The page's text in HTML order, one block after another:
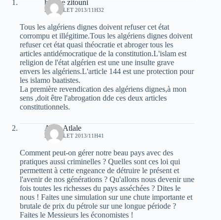
hocine zitouni
24 JUILLET 2013/11H32
Tous les algériens dignes doivent refuser cet état
corrompu et illégitime.Tous les algériens dignes doivent
refuser cet état quasi théocratie et abroger tous les
articles antidémocratique de la constitution.L'islam est
religion de l'état algérien est une une insulte grave
envers les algériens.L'article 144 est une protection pour
les islamo baatistes.
La première revendication des algériens dignes,à mon
sens ,doit être l'abrogation dde ces deux articles
constitutionnels.
Atala Atlale
24 JUILLET 2013/11H41
Comment peut-on gérer notre beau pays avec des
pratiques aussi criminelles ? Quelles sont ces loi qui
permettent à cette engeance de détruire le présent et
l'avenir de nos générations ? Qu'allons nous devenir une
fois toutes les richesses du pays asséchées ? Dites le
nous ! Faites une simulation sur une chute importante et
brutale de prix du pétrole sur une longue période ?
Faites le Messieurs les économistes !